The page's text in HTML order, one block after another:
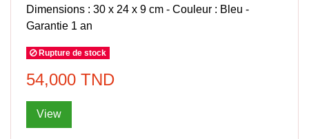
Dimensions : 30 x 24 x 9 cm - Couleur : Bleu -
Garantie 1 an
Rupture de stock
54,000 TND
View